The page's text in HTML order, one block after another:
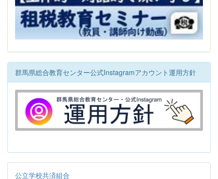
群馬県総合教育センター公式Instagramアカウント運用方針
公立学校共済組合